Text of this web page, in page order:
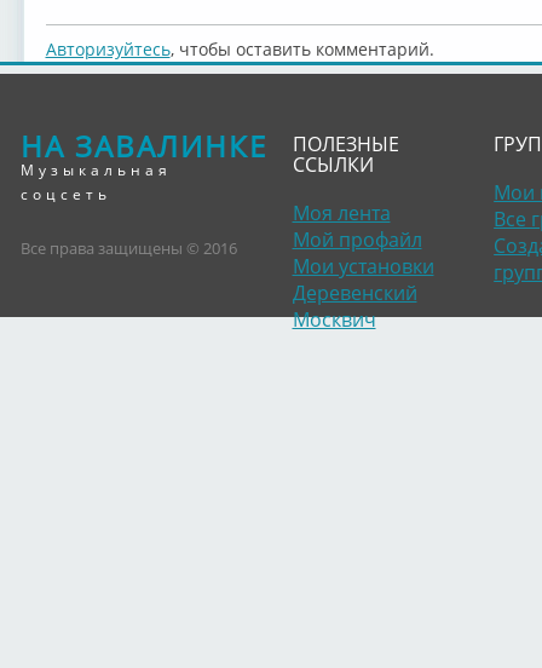
Авторизуйтесь, чтобы оставить комментарий.
НА ЗАВАЛИНКЕ
Музыкальная
соцсеть
Все права защищены © 2016
ПОЛЕЗНЫЕ
ССЫЛКИ
Моя лента
Мой профайл
Мои установки
Деревенский
Москвич
Мои
Все